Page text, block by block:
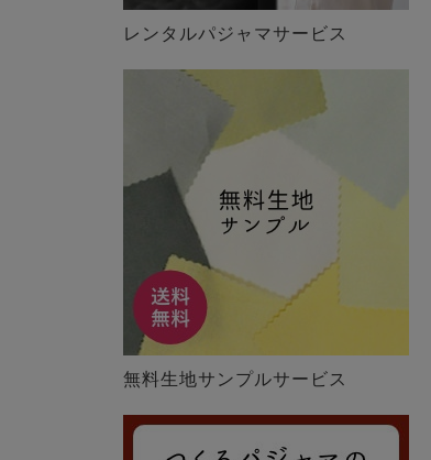
レンタルパジャマサービス
無料生地サンプルサービス